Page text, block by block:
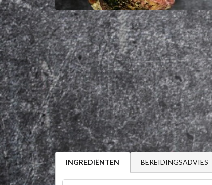
INGREDIËNTEN BEREIDINGSADVIES